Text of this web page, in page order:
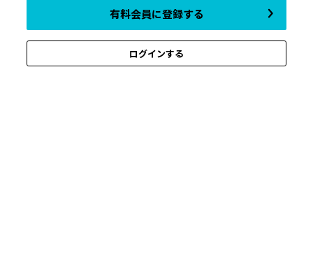
有料会員に登録する
ログインする